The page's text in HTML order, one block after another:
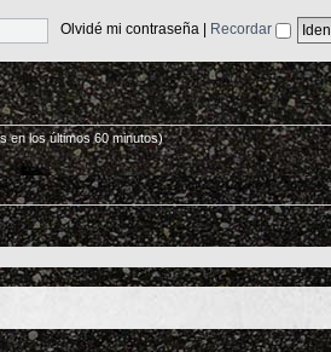
Olvidé mi contraseña Recordar
en los últimos 60 minutos)